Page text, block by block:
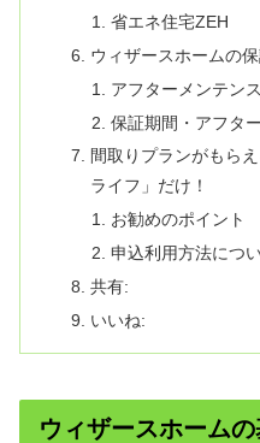
省エネ住宅ZEH
ウィザースホームの
アフターメンテンス
保証期間・アフタ
間取りプランがもら
ライフ」だけ！
お勧めのポイント
申込利用方法につ
共有:
いいね:
ウィザースホーム